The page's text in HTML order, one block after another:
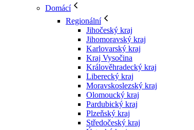
Domácí
Regionální
Jihočeský kraj
Jihomoravský kraj
Karlovarský kraj
Kraj Vysočina
Králověhradecký kraj
Liberecký kraj
Moravskoslezský kraj
Olomoucký kraj
Pardubický kraj
Plzeňský kraj
Středočeský kraj